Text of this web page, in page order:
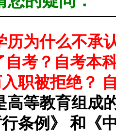
历为什么不承
自考？自考本
职被拒绝？
高等教育组成
条例》 和《